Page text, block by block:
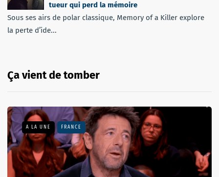
tueur qui perd la mémoire
Sous ses airs de polar classique, Memory of a Killer explore
la perte d’ide...
Ça vient de tomber
A LA UNE FRANCE